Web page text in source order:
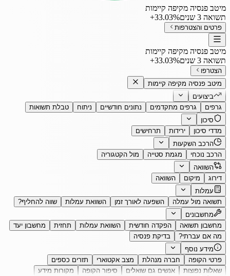
מיטב פנסיה מקיפה קיימות
תשואה 3 שנים
‎+33.03%
פרטים והצטרפות
מיטב פנסיה מקיפה קיימות
תשואה 3 שנים
‎+33.03%
הצטרפו
מיטב פנסיה מקיפה קיימות
ביצועים
גרפים
גרפים מתקדמים נתונים חודשיים ניתוח
טבלת תשואות
סיכון
מדדי סיכון
ירידות
תרחישים
הרכב השקעות
הרכב נוכחי
מגמת סטייה
מול הקטגוריה
השוואה
דירוג
מיקום
השוואה
עמלות
תשואה מול עמלה
השפעה לאורך זמן השוואת עמלות
שווה להחליף?
מחשבונים
מחשבון תשואה
הפקדה חודשית השוואת עמלות תחזית
מחשבון יעד
מה אם עברתי?
בדיקת פנסיה
מידע נוסף
פרטי הקופה
חברה מנהלת מצב אקטוארי
תזרים כספים
שאלות נפוצות
אנשים גם שואלים סיפור הקופה מקורות מידע